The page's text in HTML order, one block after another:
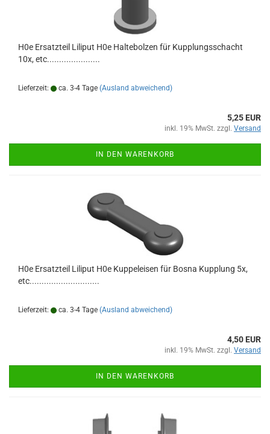
H0e Ersatzteil Liliput H0e Haltebolzen für Kupplungsschacht
10x, etc......................
Lieferzeit: ca. 3-4 Tage (Ausland abweichend)
5,25 EUR
inkl. 19% MwSt. zzgl. Versand
IN DEN WARENKORB
H0e Ersatzteil Liliput H0e Kuppeleisen für Bosna Kupplung 5x,
etc.............................
Lieferzeit: ca. 3-4 Tage (Ausland abweichend)
4,50 EUR
inkl. 19% MwSt. zzgl. Versand
IN DEN WARENKORB